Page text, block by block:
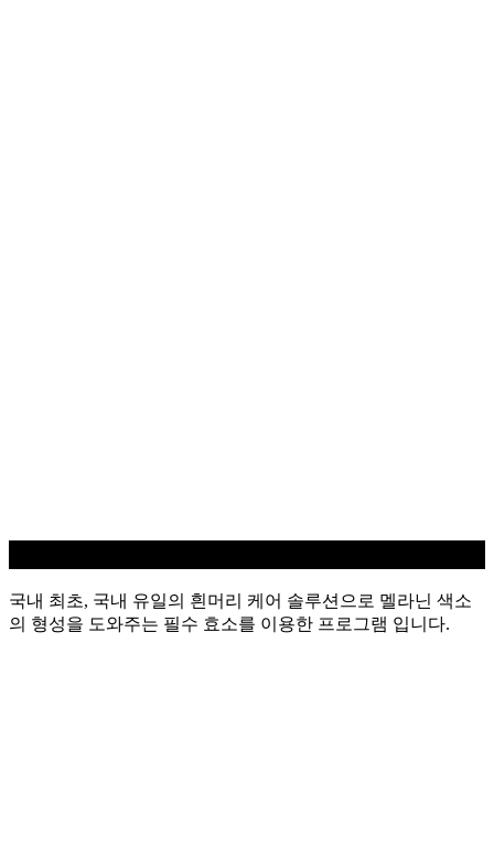
국내 최초, 국내 유일의 흰머리 케어 솔루션으로 멜라닌 색소
의 형성을 도와주는 필수 효소를 이용한 프로그램 입니다.